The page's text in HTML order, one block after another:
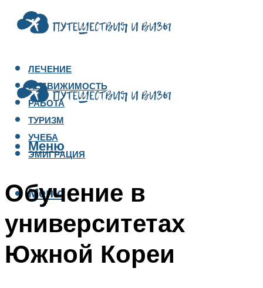
ЛЕЧЕНИЕ
НЕДВИЖИМОСТЬ
РАБОТА
ТУРИЗМ
УЧЕБА
ЭМИГРАЦИЯ
Меню
Меню
Обучение в
университетах
Южной Кореи